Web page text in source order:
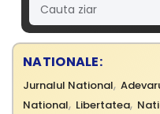
NATIONALE:
Jurnalul National,
National, Libertatea,